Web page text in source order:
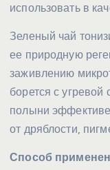
использовать в
Зеленый чай
ее природную
заживлению
борется с
полыни
от дряблости,
Способ